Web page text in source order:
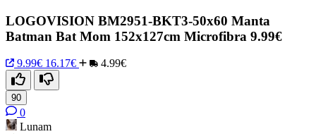
LOGOVISION BM2951-BKT3-50x60 Manta
Batman Bat Mom 152x127cm Microfibra 9.99€
9.99€ 16.17€ 4.99€
90
0
Lunam